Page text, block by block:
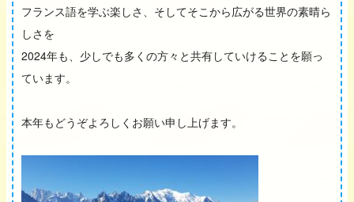
フランス語を学ぶ楽しさ、そしてそこから広がる世界の素晴ら
しさを
2024年も、少しでも多くの方々と共有していけることを願っ
ています。
本年もどうぞよろしくお願い申し上げます。